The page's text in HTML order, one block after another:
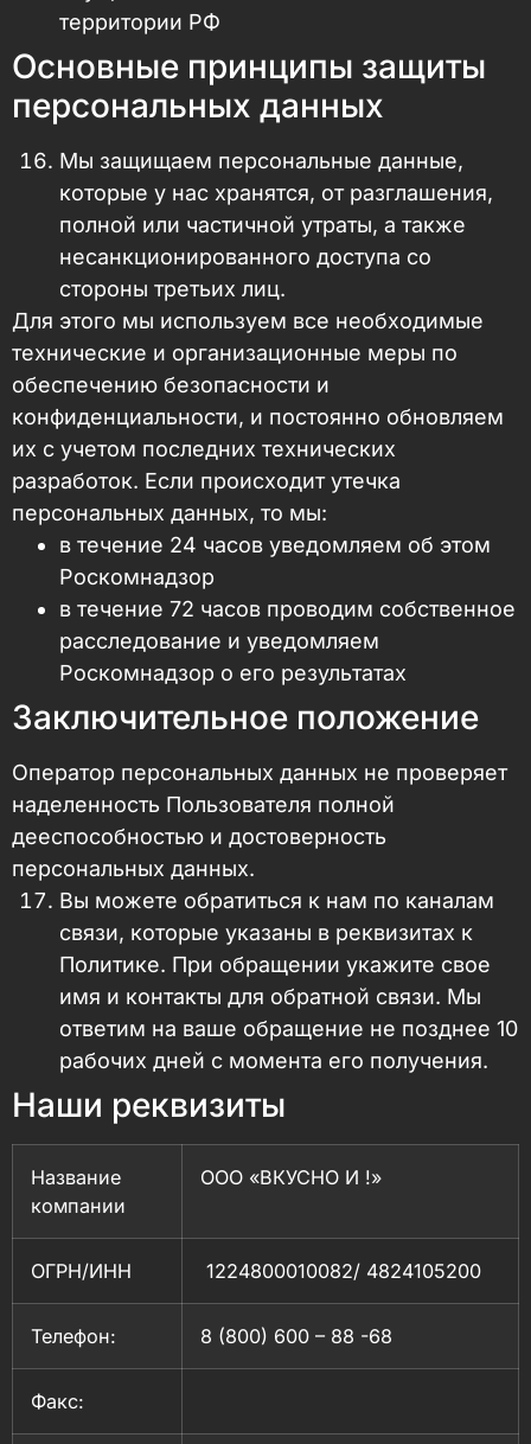
территории РФ
Основные принципы защиты
персональных данных
Мы защищаем персональные данные,
которые у нас хранятся, от разглашения,
полной или частичной утраты, а также
несанкционированного доступа со
стороны третьих лиц.
Для этого мы используем все необходимые
технические и организационные меры по
обеспечению безопасности и
конфиденциальности, и постоянно обновляем
их с учетом последних технических
разработок. Если происходит утечка
персональных данных, то мы:
в течение 24 часов уведомляем об этом
Роскомнадзор
в течение 72 часов проводим собственное
расследование и уведомляем
Роскомнадзор о его результатах
Заключительное положение
Оператор персональных данных не проверяет
наделенность Пользователя полной
дееспособностью и достоверность
персональных данных.
Вы можете обратиться к нам по каналам
связи, которые указаны в реквизитах к
Политике. При обращении укажите свое
имя и контакты для обратной связи. Мы
ответим на ваше обращение не позднее 10
рабочих дней с момента его получения.
Наши реквизиты
Название
компании
ООО «ВКУСНО И !»
ОГРН/ИНН 1224800010082/ 4824105200
Телефон: 8 (800) 600 – 88 -68
Факс: